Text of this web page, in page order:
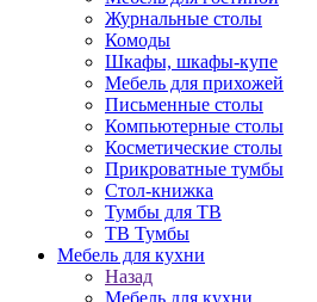
Журнальные столы
Комоды
Шкафы, шкафы-купе
Мебель для прихожей
Письменные столы
Компьютерные столы
Косметические столы
Прикроватные тумбы
Стол-книжка
Тумбы для ТВ
ТВ Тумбы
Мебель для кухни
Назад
Мебель для кухни